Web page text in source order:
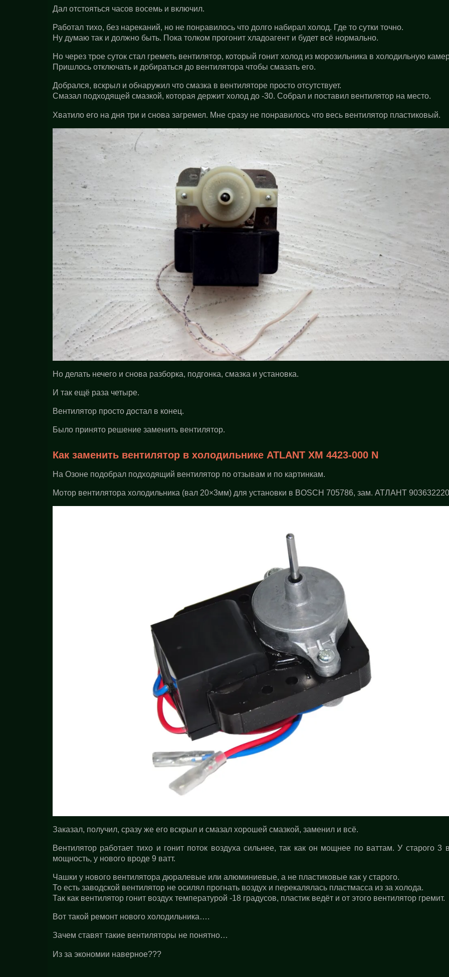
Дал отстояться часов восемь и включил.
Работал тихо, без нареканий, но не понравилось что долго набирал холод. Где то сутки точно.
Ну думаю так и должно быть. Пока толком прогонит хладоагент и будет всё нормально.
Но через трое суток стал греметь вентилятор, который гонит холод из морозильника в холодильную
Пришлось отключать и добираться до вентилятора чтобы смазать его.
Добрался, вскрыл и обнаружил что смазка в вентиляторе просто отсутствует.
Смазал подходящей смазкой, которая держит холод до -30. Собрал и поставил вентилятор на место.
Хватило его на дня три и снова загремел. Мне сразу не понравилось что весь вентилятор пластиковый.
Но делать нечего и снова разборка, подгонка, смазка и установка.
И так ещё раза четыре.
Вентилятор просто достал в конец.
Было принято решение заменить вентилятор.
Как заменить вентилятор в холодильнике ATLANT ХМ 4423-000 N
На Озоне подобрал подходящий вентилятор по отзывам и по картинкам.
Мотор вентилятора холодильника (вал 20×3мм) для установки в BOSCH 705786, зам. АТЛАНТ
Заказал, получил, сразу же его вскрыл и смазал хорошей смазкой, заменил и всё.
Вентилятор работает тихо и гонит поток воздуха сильнее, так как он мощнее по ваттам. У старого 3
мощность, у нового вроде 9 ватт.
Чашки у нового вентилятора дюралевые или алюминиевые, а не пластиковые как у старого.
То есть заводской вентилятор не осилял прогнать воздух и перекалялась пластмасса из за холода.
Так как вентилятор гонит воздух температурой -18 градусов, пластик ведёт и от этого вентилятор гремит.
Вот такой ремонт нового холодильника….
Зачем ставят такие вентиляторы не понятно…
Из за экономии наверное???